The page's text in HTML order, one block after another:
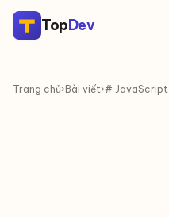
TopDev
Trang chủ› Bài viết›# JavaScript